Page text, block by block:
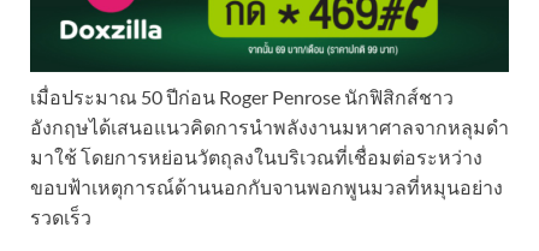
เมื่อประมาณ 50 ปีก่อน Roger Penrose นักฟิสิกส์ชาว
อังกฤษได้เสนอแนวคิดการนำพลังงานมหาศาลจากหลุมดำ
มาใช้ โดยการหย่อนวัตถุลงในบริเวณที่เชื่อมต่อระหว่าง
ขอบฟ้าเหตุการณ์ด้านนอกกับจานพอกพูนมวลที่หมุนอย่าง
รวดเร็ว